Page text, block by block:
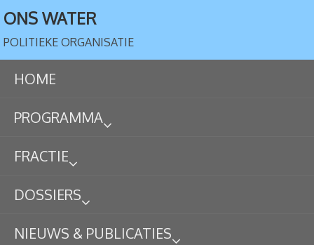
ONS WATER
POLITIEKE ORGANISATIE
HOME
PROGRAMMA
FRACTIE
DOSSIERS
NIEUWS & PUBLICATIES